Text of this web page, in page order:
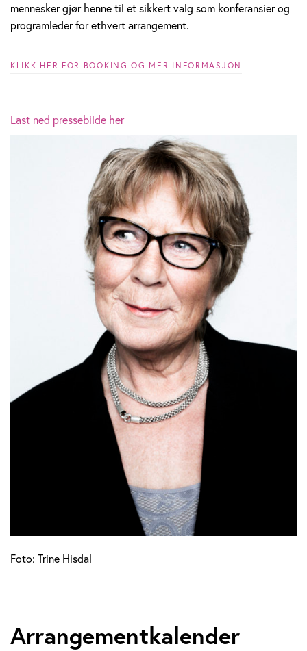
mennesker gjør henne til et sikkert valg som konferansier og
programleder for ethvert arrangement.
KLIKK HER FOR BOOKING OG MER INFORMASJON
Last ned pressebilde her
Foto: Trine Hisdal
Arrangementkalender